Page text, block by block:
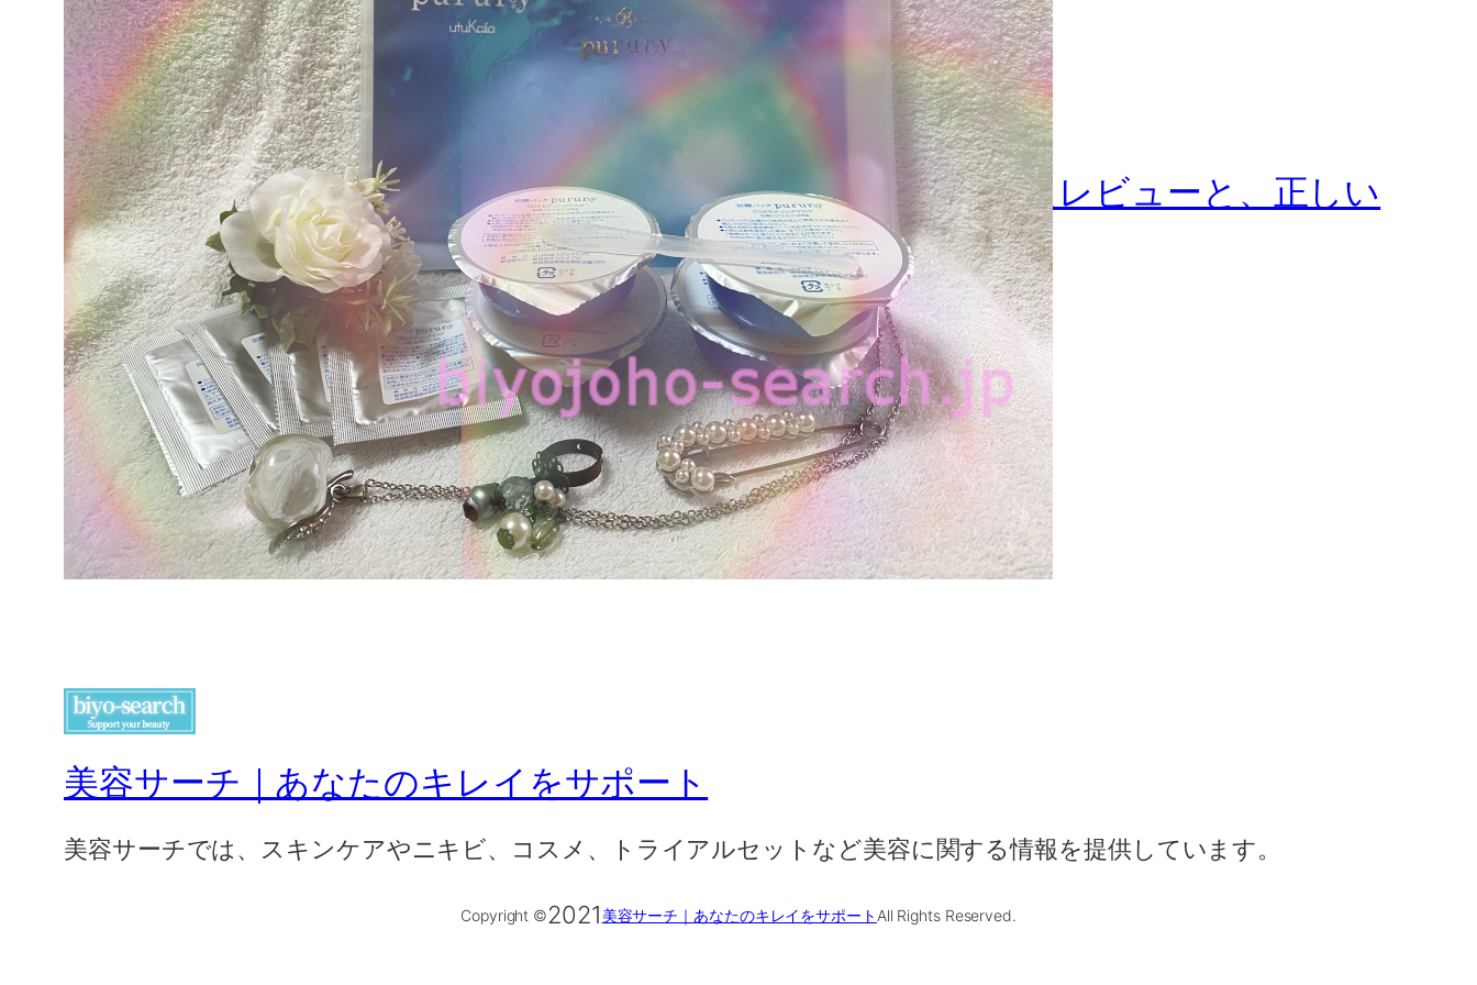
ウツクシアの炭酸パック プルリを試したレビューと、正しい
使い方
美容サーチ｜あなたのキレイをサポート
美容サーチでは、スキンケアやニキビ、コスメ、トライアルセットなど美容に関する情報を提供しています。
Copyright ©2021美容サーチ｜あなたのキレイをサポート All Rights Reserved.